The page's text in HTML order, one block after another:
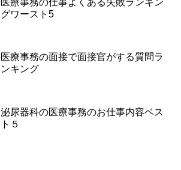
グワースト5
医療事務の面接で面接官がする質問ラ
ンキング
泌尿器科の医療事務のお仕事内容ベス
ト５